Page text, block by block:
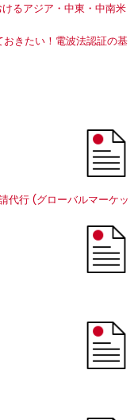
るアジア・中東・中南米
きたい！電波法認証の基
代行 (グローバルマーケッ